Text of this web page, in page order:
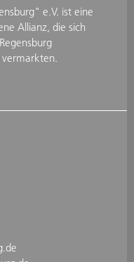
e.V. ist eine
Allianz, die sich